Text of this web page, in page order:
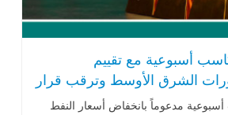
أسبوعية مع تقييم
الشرق الأوسط وترقب قرار
مدعوماً بانخفاض أسعار النفط